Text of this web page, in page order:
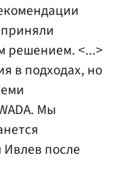
решением. <...>
в подходах, но
Мы
Ивлев после